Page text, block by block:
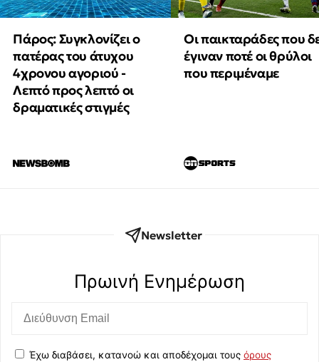
Πάρος: Συγκλονίζει ο
πατέρας του άτυχου
4χρονου αγοριού -
Λεπτό προς λεπτό οι
δραματικές στιγμές
Οι παικταράδες που
έγιναν ποτέ οι θρύλοι
που περιμέναμε
Newsletter
Πρωινή Eνημέρωση
Έχω διαβάσει, κατανοώ και αποδέχομαι τους όρους